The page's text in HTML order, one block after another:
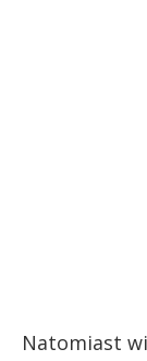
Natomiast